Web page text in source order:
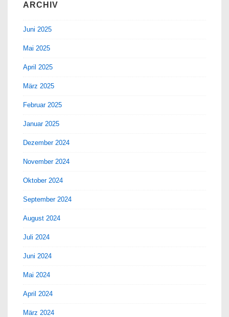
ARCHIV
Juni 2025
Mai 2025
April 2025
März 2025
Februar 2025
Januar 2025
Dezember 2024
November 2024
Oktober 2024
September 2024
August 2024
Juli 2024
Juni 2024
Mai 2024
April 2024
März 2024